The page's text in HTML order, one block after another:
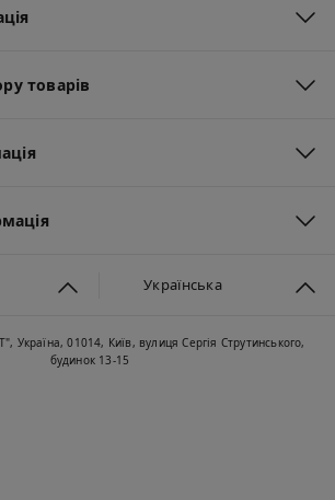
товарів
Українська
01014, Київ, вулиця Сергія Струтинського,
будинок 13-15